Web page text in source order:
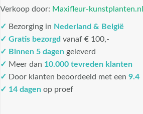
Verkoop door: Maxifleur-kunstplanten.nl
✓ Bezorging in Nederland & België
✓ Gratis bezorgd vanaf € 100,-
✓ Binnen 5 dagen geleverd
✓ Meer dan 10.000 tevreden klanten
✓ Door klanten beoordeeld met een 9.4
✓ 14 dagen op proef